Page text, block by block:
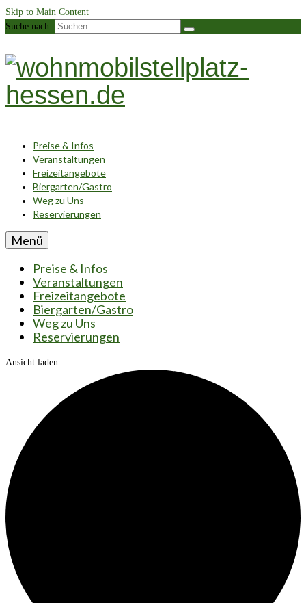
Skip to Main Content
Suche nach:
Preise & Infos
Veranstaltungen
Freizeitangebote
Biergarten/Gastro
Weg zu Uns
Reservierungen
Menü
Preise & Infos
Veranstaltungen
Freizeitangebote
Biergarten/Gastro
Weg zu Uns
Reservierungen
Ansicht laden.